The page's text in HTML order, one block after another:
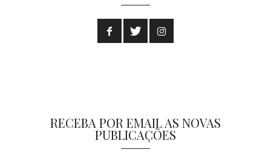
RECEBA POR EMAIL AS NOVAS
PUBLICAÇÕES